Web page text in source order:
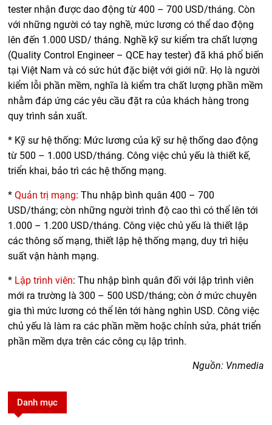
tester nhận được dao động từ 400 – 700 USD/tháng. Còn
với những người có tay nghề, mức lương có thể dao động
lên đến 1.000 USD/ tháng. Nghề kỹ sư kiểm tra chất lượng
(Quality Control Engineer – QCE hay tester) đã khá phổ biến
tại Việt Nam và có sức hút đặc biệt với giới nữ. Họ là người
kiểm lỗi phần mềm, nghĩa là kiểm tra chất lượng phần mềm
nhằm đáp ứng các yêu cầu đặt ra của khách hàng trong
quy trình sản xuất.
* Kỹ sư hệ thống: Mức lương của kỹ sư hệ thống dao động
từ 500 – 1.000 USD/tháng. Công việc chủ yếu là thiết kế,
triển khai, bảo trì các hệ thống mạng.
*Quản trị mạng: Thu nhập bình quân 400 – 700
USD/tháng; còn những người trình độ cao thì có thể lên tới
1.000 – 1.200 USD/tháng. Công việc chủ yếu là thiết lập
các thông số mạng, thiết lập hệ thống mạng, duy trì hiệu
suất vận hành mạng.
* Lập trình viên: Thu nhập bình quân đối với lập trình viên
mới ra trường là 300 – 500 USD/tháng; còn ở mức chuyên
gia thì mức lương có thể lên tới hàng nghìn USD. Công việc
chủ yếu là làm ra các phần mềm hoặc chỉnh sửa, phát triển
phần mềm dựa trên các công cụ lập trình.
Nguồn: Vnmedia
Danh mục